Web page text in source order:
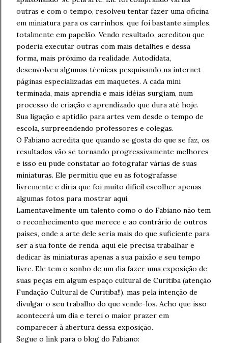
outras e com o tempo, resolveu tentar fazer uma oficina
em miniatura para os carrinhos, que foi bastante simples,
totalmente em papelão. Vendo resultado, acreditou que
poderia executar outras com mais detalhes e dessa
forma, mais próximo da realidade. Autodidata,
desenvolveu algumas técnicas pesquisando na internet
páginas especializadas em maquetes. A cada mini
terminada, mais aprendia e mais idéias surgiam, num
processo de criação e aprendizado que dura até hoje.
Sua ligação e aptidão para artes vem desde o tempo de
escola, surpreendendo professores e colegas.
O Fabiano acredita que quando se gosta do que se faz, os
resultados vão se tornando progressivamente melhores
e isso eu pude constatar ao fotografar várias de suas
miniaturas. Ele permitiu que eu as fotografasse
livremente e diria que foi muito difícil escolher apenas
algumas fotos para mostrar aqui,
Lamentavelmente um talento como o do Fabiano não tem
o reconhecimento que merece e ao contrário de outros
países, onde a arte dele seria mais do que suficiente para
ser a sua fonte de renda, aqui ele precisa trabalhar e
dedicar às miniaturas apenas a sua paixão e seu tempo
livre. Ele tem o sonho de um dia fazer uma exposição de
suas peças em algum espaço cultural de Curitiba (atenção
Fundação Cultural de Curitiba!!), mas pela intenção de
divulgar o seu trabalho do que vende-los. Acho que isso
acontecerá um dia e terei o maior prazer em
comparecer à abertura dessa exposição.
Segue o link para o blog do Fabiano: